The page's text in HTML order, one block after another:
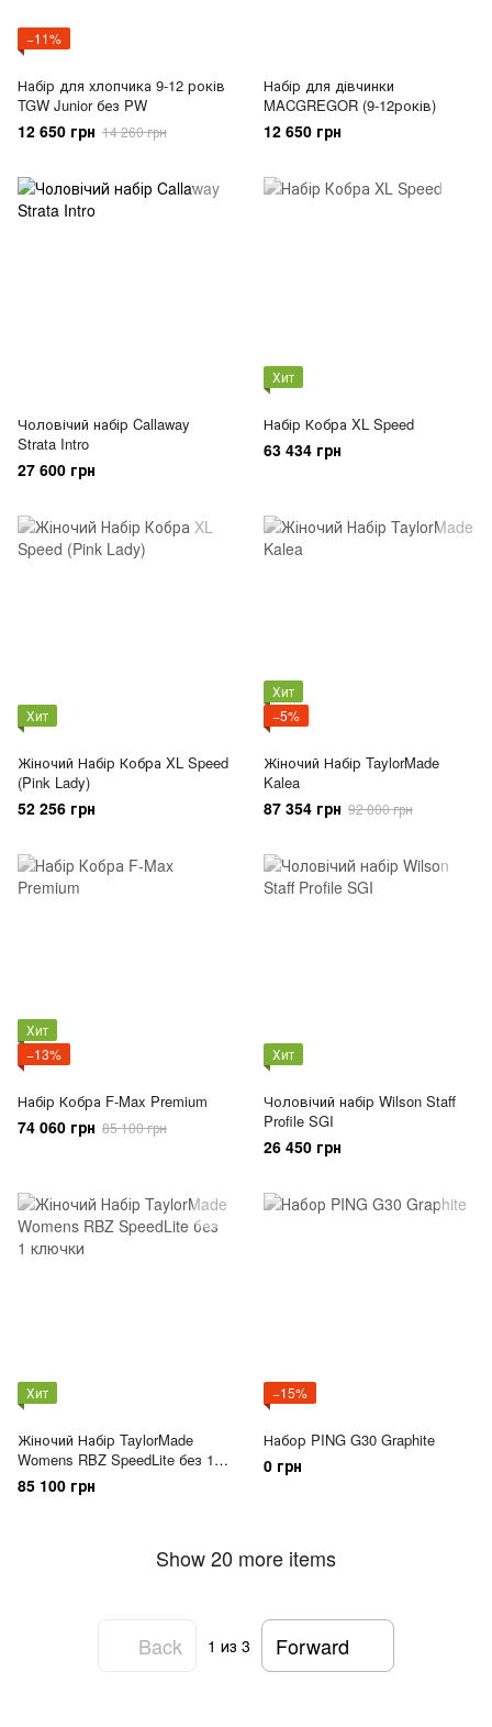
−11%
Набір для хлопчика 9-12 років
TGW Junior без PW
12 650 грн 14 260 грн
Набір для дівчинки
MACGREGOR (9-12років)
12 650 грн
Чоловічий набір Callaway
Strata Intro
27 600 грн
Хит
Набір Кобра XL Speed
63 434 грн
Хит
Жіночий Набір Кобра XL Speed
(Pink Lady)
52 256 грн
Хит
−5%
Жіночий Набір TaylorMade
Kalea
87 354 грн 92 000 грн
Хит
−13%
Набір Кобра F-Max Premium
74 060 грн 85 100 грн
Хит
Чоловічий набір Wilson Staff
Profile SGI
26 450 грн
Хит
Жіночий Набір TaylorMade
Womens RBZ SpeedLite без 1
ключки
85 100 грн
−15%
Набор PING G30 Graphite
0 грн
Show 20 more items
Back 1 из 3 Forward